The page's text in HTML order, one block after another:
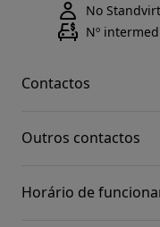
No
Nº
Contactos
Outros contactos
Horário de